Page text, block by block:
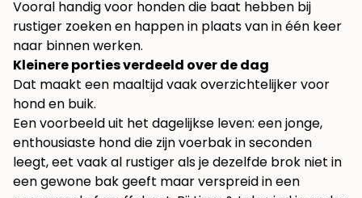
Vooral handig voor honden die baat hebben bij
rustiger zoeken en happen in plaats van in één keer
naar binnen werken.
Kleinere porties verdeeld over de dag
Dat maakt een maaltijd vaak overzichtelijker voor
hond en buik.
Een voorbeeld uit het dagelijkse leven: een jonge,
enthousiaste hond die zijn voerbak in seconden
leegt, eet vaak al rustiger als je dezelfde brok niet in
een gewone bak geeft maar verspreid in een